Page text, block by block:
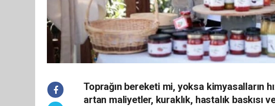
Toprağın bereketi mi, yoksa kimyasalların
artan maliyetler, kuraklık, hastalık baskısı